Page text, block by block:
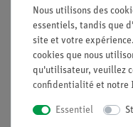
Légal
Contact
Conditions générales de
Déclaration de
Nous utilisons des
essentiels, tandis que
site et votre
cookies que nous
qu'utilisateur, veuillez
confidentialité et notre
Essentiel